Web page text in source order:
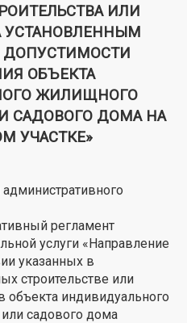
ИЛИ
ДОПУСТИМОСТИ
ОБЪЕКТА
ЖИЛИЩНОГО
САДОВОГО ДОМА НА
УЧАСТКЕ»
регламент
услуги «Направление
указанных в
строительстве или
объекта индивидуального
садового дома